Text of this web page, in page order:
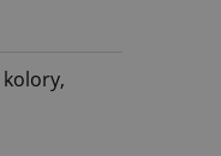
kolory,